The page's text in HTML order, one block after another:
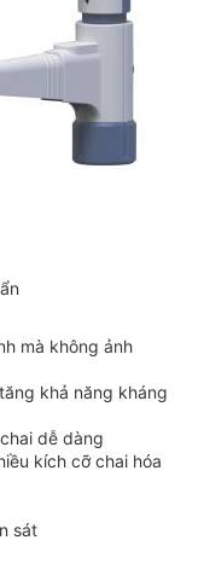
mà không ảnh
khả năng kháng
dễ dàng
kích cỡ chai hóa
sát